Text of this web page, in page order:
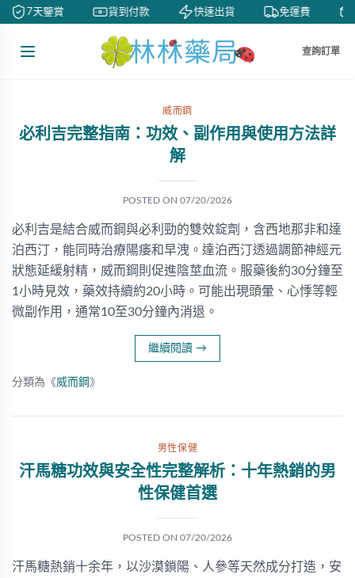
7天鑒賞 貨到付款 快速出貨 免運費
查詢訂單
威而鋼
必利吉完整指南：功效、副作用與使用方法詳
解
POSTED ON 07/20/2026
必利吉是結合威而鋼與必利勁的雙效錠劑，含西地那非和達
泊西汀，能同時治療陽痿和早洩。達泊西汀透過調節神經元
狀態延緩射精，威而鋼則促進陰莖血流。服藥後約30分鐘至
1小時見效，藥效持續約20小時。可能出現頭暈、心悸等輕
微副作用，通常10至30分鐘內消退。
繼續閱讀 →
分類為《威而鋼 》
男性保健
汗馬糖功效與安全性完整解析：十年熱銷的男
性保健首選
POSTED ON 07/20/2026
汗馬糖熱銷十余年，以沙漠鎖陽、人參等天然成分打造，安